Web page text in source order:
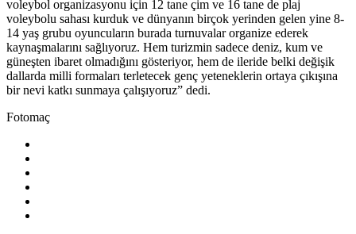
voleybol organizasyonu için 12 tane çim ve 16 tane de plaj
voleybolu sahası kurduk ve dünyanın birçok yerinden gelen yine 8-
14 yaş grubu oyuncuların burada turnuvalar organize ederek
kaynaşmalarını sağlıyoruz. Hem turizmin sadece deniz, kum ve
güneşten ibaret olmadığını gösteriyor, hem de ileride belki değişik
dallarda milli formaları terletecek genç yeteneklerin ortaya çıkışına
bir nevi katkı sunmaya çalışıyoruz” dedi.
Fotomaç